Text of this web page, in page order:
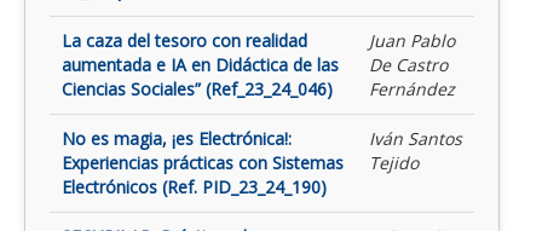
La caza del tesoro con realidad
aumentada e IA en Didáctica de las
Ciencias Sociales” (Ref_23_24_046)
Juan Pablo
De Castro
Fernández
No es magia, ¡es Electrónica!:
Experiencias prácticas con Sistemas
Electrónicos (Ref. PID_23_24_190)
Iván Santos
Tejido